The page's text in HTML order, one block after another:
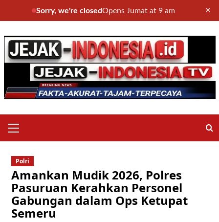
Sorry, we're closedOpens Jumat at 9 am ×
to
content
Menu
Polri
Amankan Mudik 2026, Polres
Pasuruan Kerahkan Personel
Gabungan dalam Ops Ketupat
Semeru